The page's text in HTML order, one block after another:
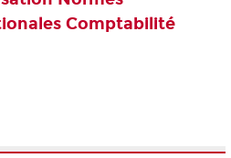
Comptabilité